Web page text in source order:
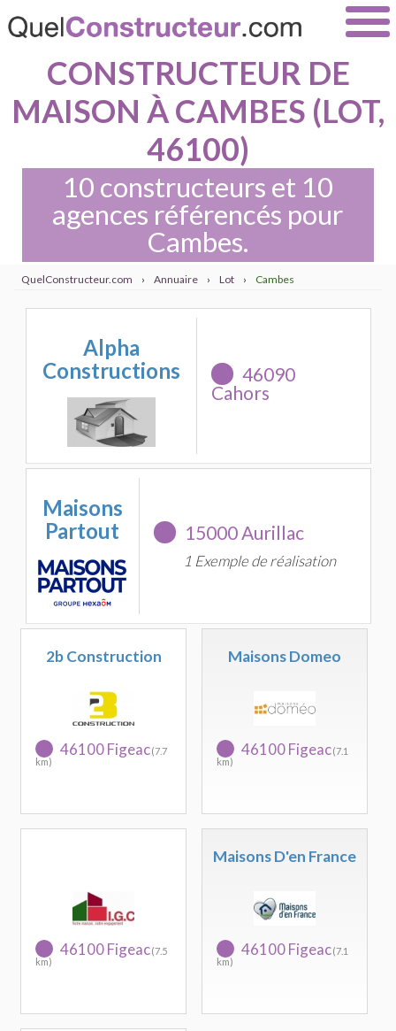
CONSTRUCTEUR DE
MAISON À CAMBES (LOT,
46100)
10 constructeurs et 10
agences référencés pour
Cambes.
QuelConstructeur.com › Annuaire › Lot › Cambes
Alpha
Constructions
46090
Cahors
Maisons
Partout
15000 Aurillac
1 Exemple de réalisation
2b Construction
46100 Figeac(7.7
km)
Maisons Domeo
46100 Figeac(7.1
km)
46100 Figeac(7.5
km)
Maisons D'en France
46100 Figeac(7.1
km)